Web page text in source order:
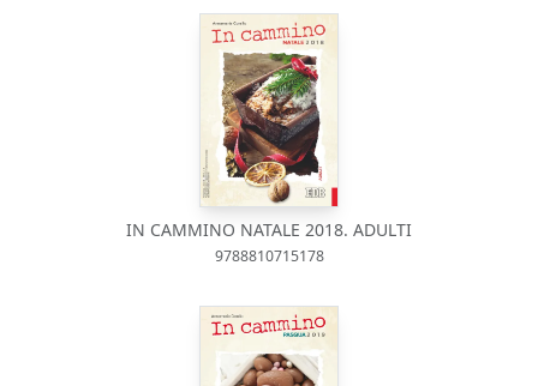
IN CAMMINO NATALE 2018. ADULTI
9788810715178